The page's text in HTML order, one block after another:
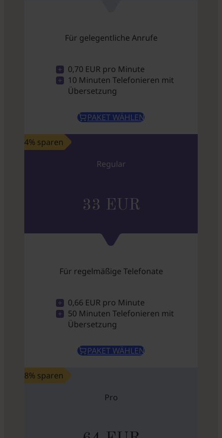
Für gelegentliche Anrufe
0,70 EUR pro Minute
10 Minuten Telefonieren mit
Übersetzung
PAKET WÄHLEN
4% sparen
Regular
33 EUR
Für regelmäßige Telefonate
0,66 EUR pro Minute
50 Minuten Telefonieren mit
Übersetzung
PAKET WÄHLEN
8% sparen
Pro